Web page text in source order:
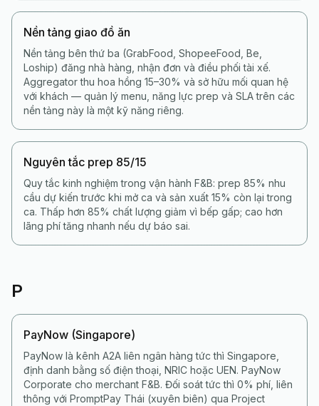
Nền tảng giao đồ ăn
Nền tảng bên thứ ba (GrabFood, ShopeeFood, Be,
Loship) đăng nhà hàng, nhận đơn và điều phối tài xế.
Aggregator thu hoa hồng 15–30% và sở hữu mối quan hệ
với khách — quản lý menu, năng lực prep và SLA trên các
nền tảng này là một kỹ năng riêng.
Nguyên tắc prep 85/15
Quy tắc kinh nghiệm trong vận hành F&B: prep 85% nhu
cầu dự kiến trước khi mở ca và sản xuất 15% còn lại trong
ca. Thấp hơn 85% chất lượng giảm vì bếp gấp; cao hơn
lãng phí tăng nhanh nếu dự báo sai.
P
PayNow (Singapore)
PayNow là kênh A2A liên ngân hàng tức thì Singapore,
định danh bằng số điện thoại, NRIC hoặc UEN. PayNow
Corporate cho merchant F&B. Đối soát tức thì 0% phí, liên
thông với PromptPay Thái (xuyên biên) qua Project